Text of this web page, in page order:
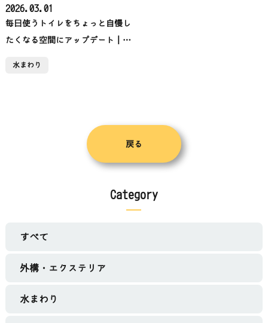
2026.03.01
毎日使うトイレをちょっと自慢し
たくなる空間にアップデート｜埼
水まわり
戻る
Category
すべて
外構・エクステリア
水まわり